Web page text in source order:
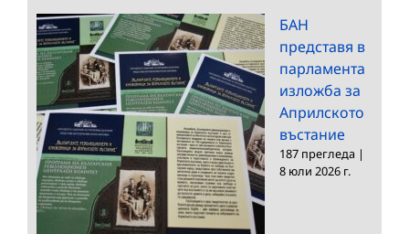
БАН
представя в
парламента
изложба за
Априлското
въстание
187 прегледа |
8 юли 2026 г.